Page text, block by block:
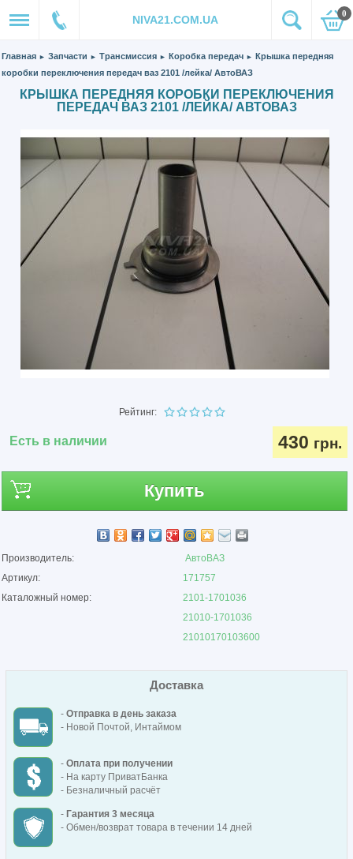
NIVA21.COM.UA 0
Главная ► Запчасти ► Трансмиссия ► Коробка передач ► Крышка передняя
коробки переключения передач ваз 2101 /лейка/ АвтоВАЗ
КРЫШКА ПЕРЕДНЯЯ КОРОБКИ ПЕРЕКЛЮЧЕНИЯ
ПЕРЕДАЧ ВАЗ 2101 /ЛЕЙКА/ АВТОВАЗ
Рейтинг:
Есть в наличии 430 грн.
Купить
Производитель:
АвтоВАЗ
Артикул:
171757
Каталожный номер:
2101-1701036
21010-1701036
21010170103600
Доставка
- Отправка в день заказа
- Новой Почтой, Интаймом
- Оплата при получении
- На карту ПриватБанка
- Безналичный расчёт
- Гарантия 3 месяца
- Обмен/возврат товара в течении 14 дней